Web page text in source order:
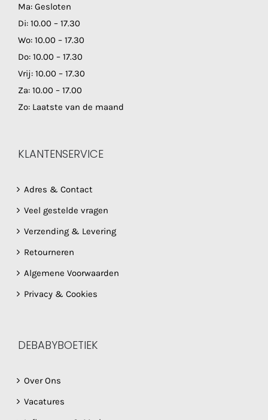
Ma: Gesloten
Di: 10.00 – 17.30
Wo: 10.00 – 17.30
Do: 10.00 – 17.30
Vrij: 10.00 – 17.30
Za: 10.00 – 17.00
Zo: Laatste van de maand
KLANTENSERVICE
Adres & Contact
Veel gestelde vragen
Verzending & Levering
Retourneren
Algemene Voorwaarden
Privacy & Cookies
DEBABYBOETIEK
Over Ons
Vacatures